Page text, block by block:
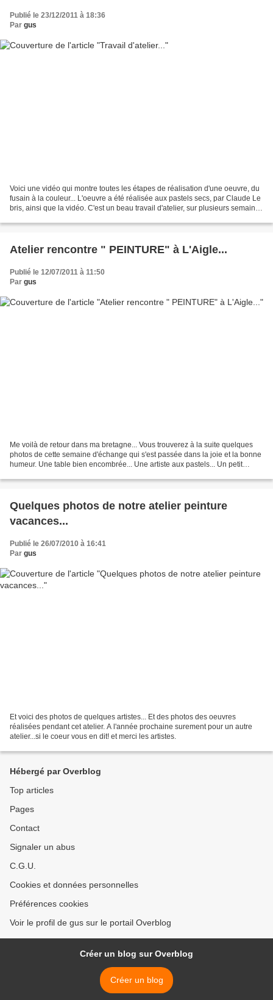
Publié le 23/12/2011 à 18:36
Par gus
Voici une vidéo qui montre toutes les étapes de réalisation d'une oeuvre, du
fusain à la couleur... L'oeuvre a été réalisée aux pastels secs, par Claude Le
bris, ainsi que la vidéo. C'est un beau travail d'atelier, sur plusieurs semaines
Atelier rencontre " PEINTURE" à L'Aigle...
Publié le 12/07/2011 à 11:50
Par gus
Me voilà de retour dans ma bretagne... Vous trouverez à la suite quelques
photos de cette semaine d'échange qui s'est passée dans la joie et la bonne
humeur. Une table bien encombrée... Une artiste aux pastels... Un petit
Quelques photos de notre atelier peinture
vacances...
Publié le 26/07/2010 à 16:41
Par gus
Et voici des photos de quelques artistes... Et des photos des oeuvres
réalisées pendant cet atelier. A l'année prochaine surement pour un autre
atelier...si le coeur vous en dit! et merci les artistes.
Hébergé par Overblog
Top articles
Pages
Contact
Signaler un abus
C.G.U.
Cookies et données personnelles
Préférences cookies
Voir le profil de gus sur le portail Overblog
Créer un blog sur Overblog
Créer un blog